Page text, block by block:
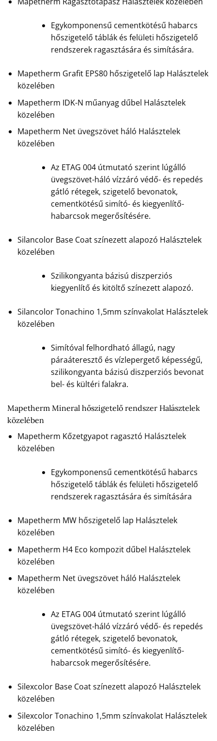
Egykomponensű cementkötésű habarcs
hőszigetelő táblák és felületi hőszigetelő
rendszerek ragasztására és simítására.
Mapetherm Grafit EPS80 hőszigetelő lap Halásztelek
közelében
Mapetherm IDK-N műanyag dűbel Halásztelek
közelében
Mapetherm Net üvegszövet háló Halásztelek
közelében
Az ETAG 004 útmutató szerint lúgálló
üvegszövet-háló vízzáró védő- és repedés
gátló rétegek, szigetelő bevonatok,
cementkötésű simító- és kiegyenlítő-
habarcsok megerősítésére.
Silancolor Base Coat színezett alapozó Halásztelek
közelében
Szilikongyanta bázisú diszperziós
kiegyenlítő és kitöltő színezett alapozó.
Silancolor Tonachino 1,5mm színvakolat Halásztelek
közelében
Simítóval felhordható állagú, nagy
páraáteresztő és vízlepergető képességű,
szilikongyanta bázisú diszperziós bevonat
bel- és kültéri falakra.
Mapetherm Mineral hőszigetelő rendszer Halásztelek
közelében
Mapetherm Kőzetgyapot ragasztó Halásztelek
közelében
Egykomponensű cementkötésű habarcs
hőszigetelő táblák és felületi hőszigetelő
rendszerek ragasztására és simítására
Mapetherm MW hőszigetelő lap Halásztelek
közelében
Mapetherm H4 Eco kompozit dűbel Halásztelek
közelében
Mapetherm Net üvegszövet háló Halásztelek
közelében
Az ETAG 004 útmutató szerint lúgálló
üvegszövet-háló vízzáró védő- és repedés
gátló rétegek, szigetelő bevonatok,
cementkötésű simító- és kiegyenlítő-
habarcsok megerősítésére.
Silexcolor Base Coat színezett alapozó Halásztelek
közelében
Silexcolor Tonachino 1,5mm színvakolat Halásztelek
közelében